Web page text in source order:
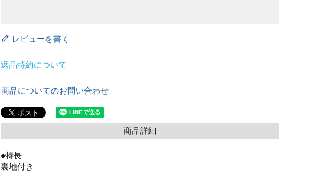
レビューを書く
返品特約について
商品についてのお問い合わせ
商品詳細
●特長
裏地付き